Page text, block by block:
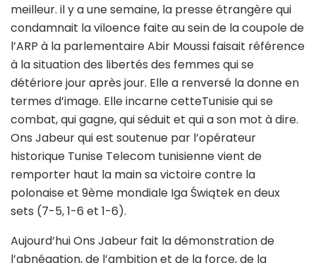
meilleur. il y a une semaine, la presse étrangère qui
condamnait la viloence faite au sein de la coupole de
l’ARP à la parlementaire Abir Moussi faisait référence
à la situation des libertés des femmes qui se
détériore jour après jour. Elle a renversé la donne en
termes d’image. Elle incarne cetteTunisie qui se
combat, qui gagne, qui séduit et qui a son mot à dire.
Ons Jabeur qui est soutenue par l’opérateur
historique Tunise Telecom tunisienne vient de
remporter haut la main sa victoire contre la
polonaise et 9ème mondiale Iga Świątek en deux
sets (7-5, 1-6 et 1-6).
Aujourd’hui Ons Jabeur fait la démonstration de
l’abnégation, de l’ambition et de la force, de la